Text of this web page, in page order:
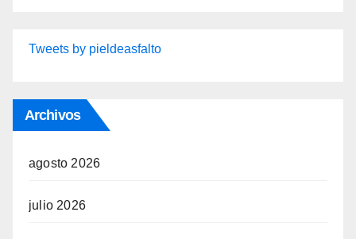
Tweets by pieldeasfalto
Archivos
agosto 2026
julio 2026